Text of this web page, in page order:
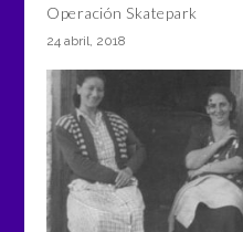
Operación Skatepark
24 abril, 2018